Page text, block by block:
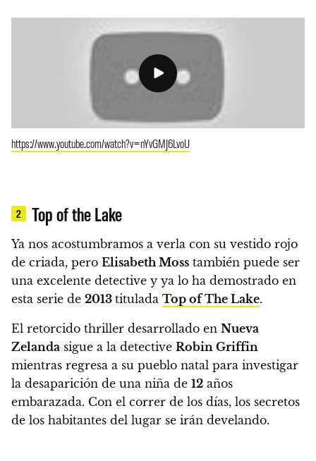
https://www.youtube.com/watch?v=nYvGMJ6LvoU
2 Top of the Lake
Ya nos acostumbramos a verla con su vestido rojo
de criada, pero Elisabeth Moss también puede ser
una excelente detective y ya lo ha demostrado en
esta serie de 2013 titulada Top of The Lake.
El retorcido thriller desarrollado en Nueva
Zelanda sigue a la detective Robin Griffin
mientras regresa a su pueblo natal para investigar
la desaparición de una niña de 12 años
embarazada. Con el correr de los días, los secretos
de los habitantes del lugar se irán develando.